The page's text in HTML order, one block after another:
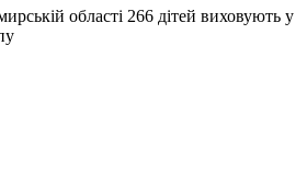
області 266 дітей виховують у